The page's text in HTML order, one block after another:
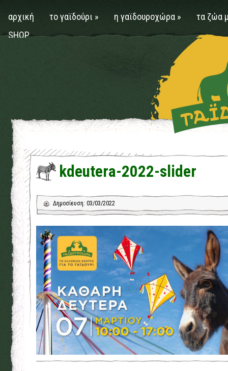
αρχική το γαϊδούρι » η γαϊδουροχώρα »
τα ζώα
SHOP
kdeutera-2022-slider
Δημοσίευση: 03/03/2022